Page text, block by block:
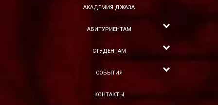
АКАДЕМИЯ ДЖАЗА
АБИТУРИЕНТАМ
СТУДЕНТАМ
СОБЫТИЯ
КОНТАКТЫ